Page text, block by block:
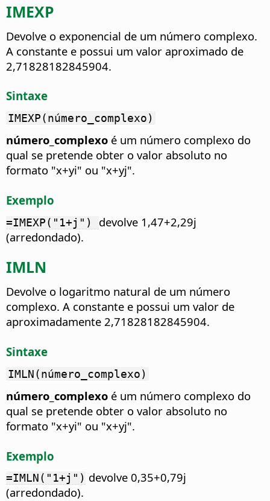
IMEXP
Devolve o exponencial de um número complexo.
A constante e possui um valor aproximado de
2,71828182845904.
Sintaxe
IMEXP(número_complexo)
número_complexo é um número complexo do
qual se pretende obter o valor absoluto no
formato "x+yi" ou "x+yj".
Exemplo
=IMEXP("1+j") devolve 1,47+2,29j
(arredondado).
IMLN
Devolve o logaritmo natural de um número
complexo. A constante e possui um valor de
aproximadamente 2,71828182845904.
Sintaxe
IMLN(número_complexo)
número_complexo é um número complexo do
qual se pretende obter o valor absoluto no
formato "x+yi" ou "x+yj".
Exemplo
=IMLN("1+j") devolve 0,35+0,79j
(arredondado).